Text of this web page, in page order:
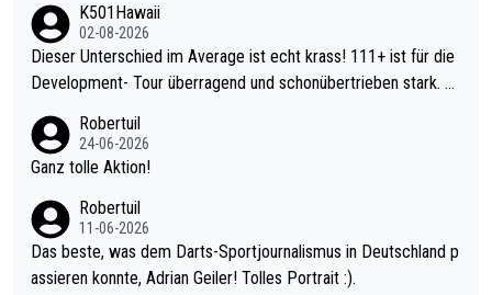
K501Hawaii
02-08-2026
Dieser Unterschied im Average ist echt krass! 111+ ist für die
Development- Tour überragend und schonübertrieben stark. U
mal 40+ erst recht. Da gewinnst keinen Blumentopf - ist ja noc
h krasser wie ein Pokalspiel eines Kreisligisten vs einem Bund
Robertuil
24-06-2026
Ganz tolle Aktion!
Robertuil
11-06-2026
Das beste, was dem Darts-Sportjournalismus in Deutschland p
assieren konnte, Adrian Geiler! Tolles Portrait :).